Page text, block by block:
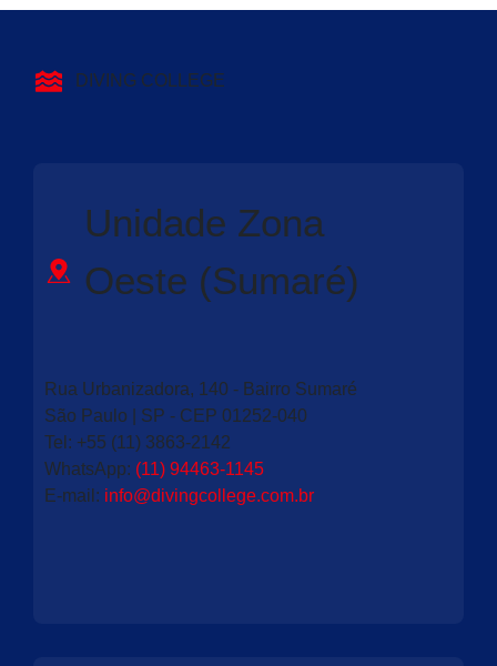
DIVING COLLEGE
Unidade Zona
Oeste (Sumaré)
Rua Urbanizadora, 140 - Bairro Sumaré
São Paulo | SP - CEP 01252-040
Tel: +55 (11) 3863-2142
WhatsApp: (11) 94463-1145
E-mail : info@divingcollege.com.br